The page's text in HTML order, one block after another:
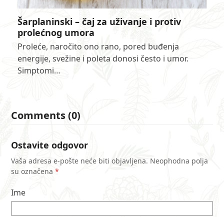
Šarplaninski – čaj za uživanje i protiv
prolećnog umora
Proleće, naročito ono rano, pored buđenja
energije, svežine i poleta donosi često i umor.
Simptomi…
Comments (0)
Ostavite odgovor
Vaša adresa e-pošte neće biti objavljena. Neophodna polja
su označena*
Ime